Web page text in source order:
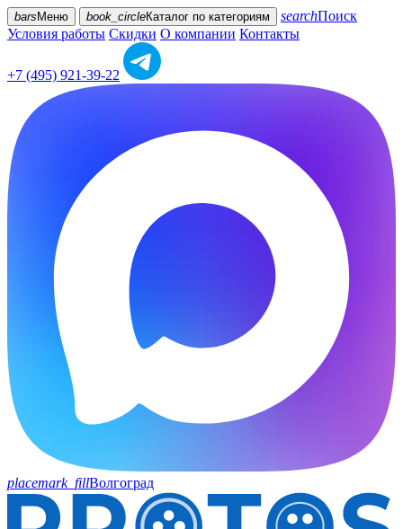
bars Меню book_circleКаталог по категориям searchПоиск
Условия работы Скидки О компании Контакты
+7 (495) 921-39-22
placemark_fillВолгоград